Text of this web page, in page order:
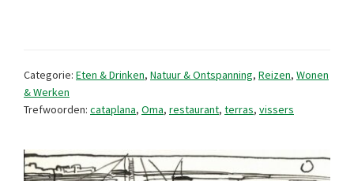
Portugal
Categorie: Eten & Drinken, Natuur & Ontspanning, Reizen, Wonen
& Werken
Trefwoorden: cataplana, Oma, restaurant, terras, vissers